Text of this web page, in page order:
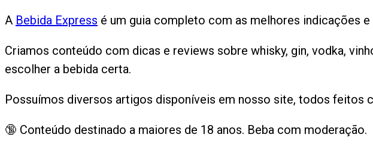
A Bebida Express é um guia completo com as melhores indicações
Criamos conteúdo com dicas e reviews sobre whisky, gin, vodka,
escolher a bebida certa.
Possuímos diversos artigos disponíveis em nosso site, todos
🔞 Conteúdo destinado a maiores de 18 anos. Beba com moderação.